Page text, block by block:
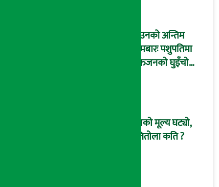
साउनको अन्तिम
सोमबारः पशुपतिमा
भक्तजनको घुइँचो
सुनको मूल्य घट्यो,
प्रतितोला कति ?